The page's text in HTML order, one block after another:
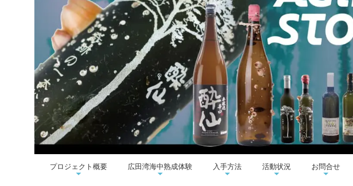
プロジェクト概要 広田湾海中熟成体験 入手方法 活動状況 お問合せ